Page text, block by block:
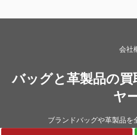
会社
バッグと革製品の
ヤ
ブランドバッグや革製品を